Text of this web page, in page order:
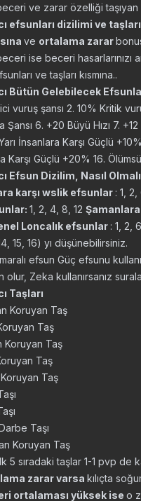
ve zarar özelliği taşıyan
efsunları dizilimi ve
ve ortalama zarar
ise beceri hasarlarınızı
ve taşları kısmına..
Bütün Gelebilecek
vuruş şansı 2. 10% Kritik
Şansı 6. +20 Büyü Hızı 7.
İnsanlara Karşı Güçlü
Karşı Güçlü +20% 16.
Efsun Dizilim, Nasıl
karşı wslik efsunlar : 1,
1, 2, 4, 8, 12
Loncalık efsunlar : 1, 2,
15, 16) yı düşünebilirsiniz.
efsun Güç efsunu
olur, Zeka kullanırsanız
Taşları
Koruyan Taş
Taş
Koruyan Taş
Taş
Taş
Taşı
Koruyan Taş
5 sıradaki taşlar 1-1 pvp de
zarar varsa kılıçta
ortalaması yüksek ise o